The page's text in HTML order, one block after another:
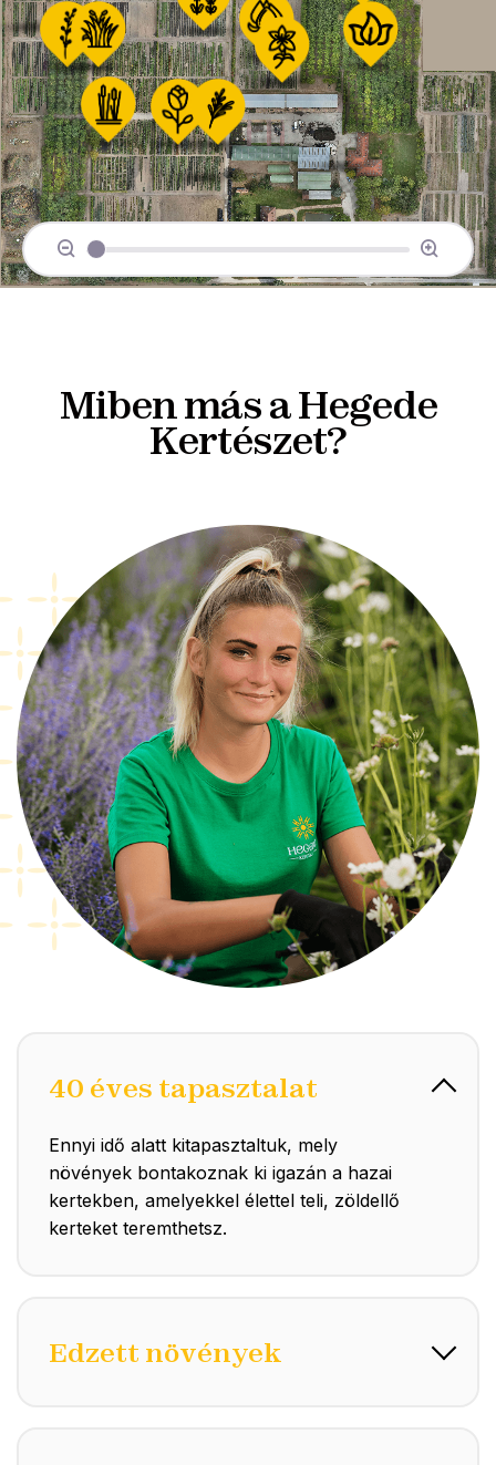
Miben más a Hegede
Kertészet?
40 éves tapasztalat
Ennyi idő alatt kitapasztaltuk, mely
növények bontakoznak ki igazán a hazai
kertekben, amelyekkel élettel teli, zöldellő
kerteket teremthetsz.
Edzett növények